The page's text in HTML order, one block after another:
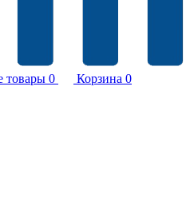
товары 0 Корзина 0